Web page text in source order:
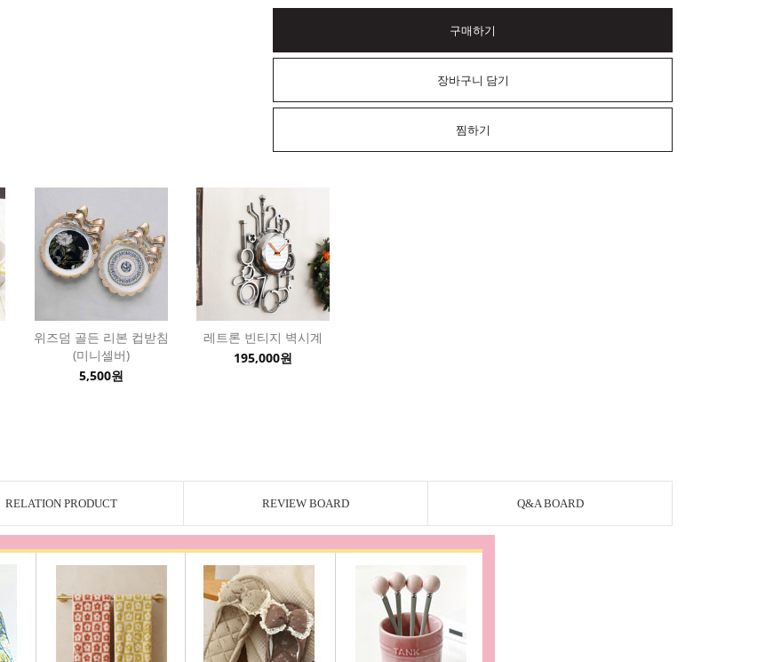
구매하기
장바구니 담기
찜하기
위즈덤 골든 리본 컵받침
(미니셀버)
5,500원
레트론 빈티지 벽시계
195,000원
RELATION PRODUCT REVIEW BOARD Q&A BOARD